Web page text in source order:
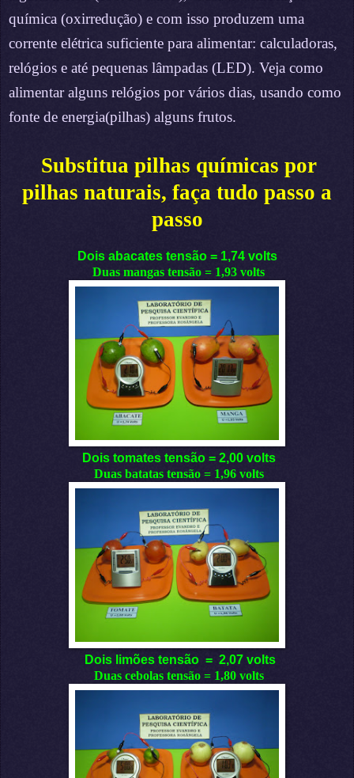
química (oxirredução) e com isso produzem uma
corrente elétrica suficiente para alimentar: calculadoras,
relógios e até pequenas lâmpadas (LED). Veja como
alimentar alguns relógios por vários dias, usando como
fonte de energia(pilhas) alguns frutos.
Substitua pilhas químicas por
pilhas naturais, faça tudo passo a
passo
Dois abacates tensão = 1,74 volts
Duas mangas tensão = 1,93 volts
Dois tomates tensão = 2,00 volts
Duas batatas tensão = 1,96 volts
Dois limões tensão = 2,07 volts
Duas cebolas tensão = 1,80 volts